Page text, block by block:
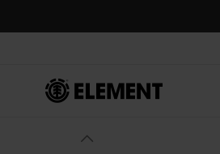
Produktinformation